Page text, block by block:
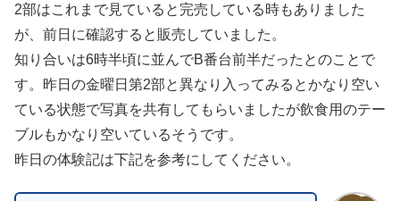
2部はこれまで見ていると完売している時もありました
が、前日に確認すると販売していました。
知り合いは6時半頃に並んでB番台前半だったとのことで
す。昨日の金曜日第2部と異なり入ってみるとかなり空い
ている状態で写真を共有してもらいましたが飲食用のテー
ブルもかなり空いているそうです。
昨日の体験記は下記を参考にしてください。